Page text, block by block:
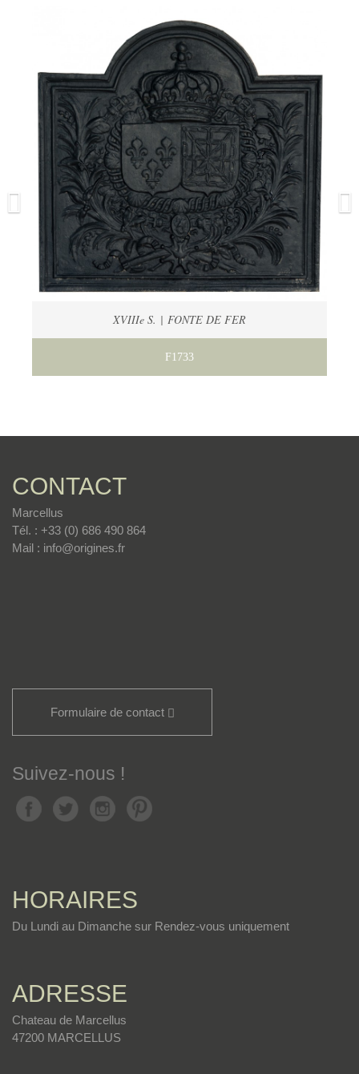
XVIIIe S. | FONTE DE FER
F1733
CONTACT
Marcellus
Tél. : +33 (0) 686 490 864
Mail : info@origines.fr
Formulaire de contact
Suivez-nous !
HORAIRES
Du Lundi au Dimanche sur Rendez-vous uniquement
ADRESSE
Chateau de Marcellus
47200 MARCELLUS